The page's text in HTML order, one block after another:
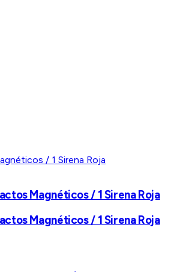
Magnéticos / 1 Sirena Roja
Magnéticos / 1 Sirena Roja